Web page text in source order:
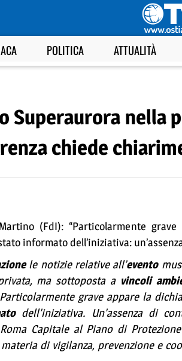
POLITICA ATTUALITÀ
Superaurora nella
chiede
(FdI): “Particolarmente
informato dell’iniziativa:
le notizie relative all’evento
ma sottoposta a vincoli
grave appare la
dell’iniziativa. Un’assenza di
Capitale al Piano di
di vigilanza, prevenzione e